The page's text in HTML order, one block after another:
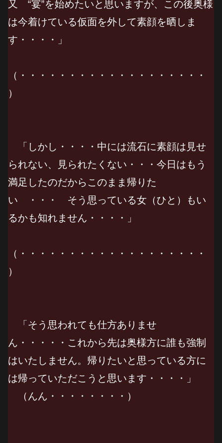
又 “宴”を始めたいと思いますが、この後奥様
は今着けている仮面を外して素顔を晒しま
す・・・・」
（・・・・・・・・・・・・・・・・・・・
）
「しかし・・・・中には流石に素顔は見せ
られない、見られたくない・・・今日はもう
満足したのだからこのまま帰りた
い ・・・ そう思っている女（ひと）もい
るかも知れません・・・・」
（・・・・・・・・・・・・・・・・・・・
）
「そう思われても仕方ありませ
ん・・・・・これから先は奥様方に誰も強制
はいたしません。帰りたいと思っている方に
は帰っていただこうと思います・・・・」
（んん・・・・・・・・）